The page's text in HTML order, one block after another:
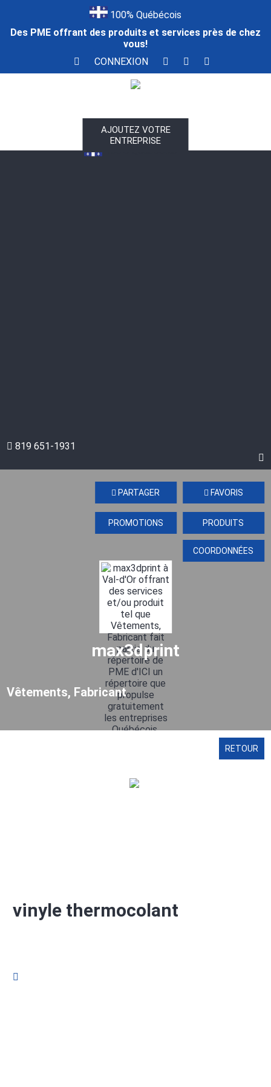
100% Québécois
Des PME offrant des produits et services près de chez
vous!
CONNEXION
AJOUTEZ VOTRE
ENTREPRISE
819 651-1931
max3dprint
Vêtements, Fabricant
FAVORIS
PARTAGER
PRODUITS
PROMOTIONS
COORDONNÉES
RETOUR
vinyle thermocolant